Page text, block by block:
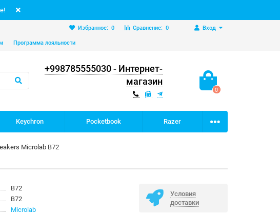
Вход
Сравнение: 0
Избранное: 0
Программа лояльности
+998785555030 - Интернет-
магазин
0
Keychron Pocketbook Razer
Microlab B72
B72
B72
Microlab
Условия
доставки